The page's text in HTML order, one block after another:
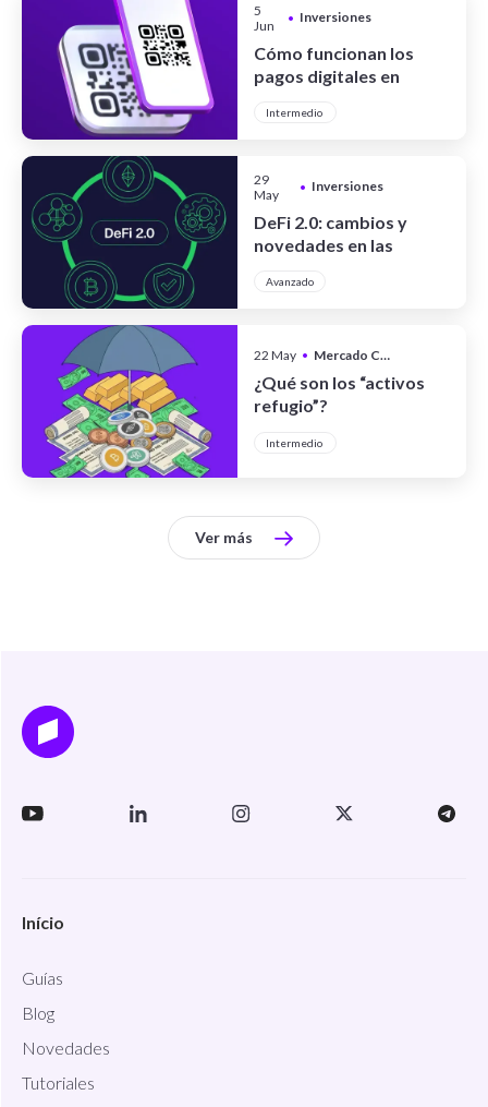
5
Jun
• Inversiones
Cómo funcionan los
pagos digitales en
Intermedio
29
May
• Inversiones
DeFi 2.0: cambios y
novedades en las
descentralizadas
Avanzado
22 May • Mercado Cripto
¿Qué son los “activos
refugio”?
Intermedio
Ver más
Início
Guías
Blog
Novedades
Tutoriales